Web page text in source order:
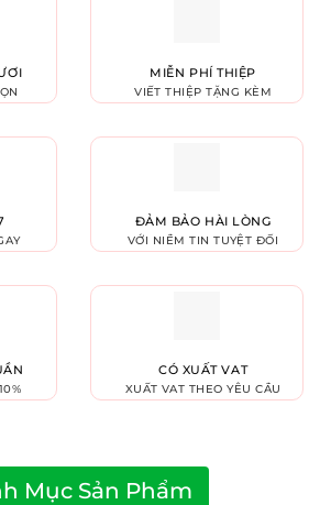
MIỄN PHÍ THIỆP
VIẾT THIỆP TẶNG KÈM
ĐẢM BẢO HÀI LÒNG
VỚI NIỀM TIN TUYỆT ĐỐI
CÓ XUẤT VAT
XUẤT VAT THEO YÊU CẦU
Mục Sản Phẩm